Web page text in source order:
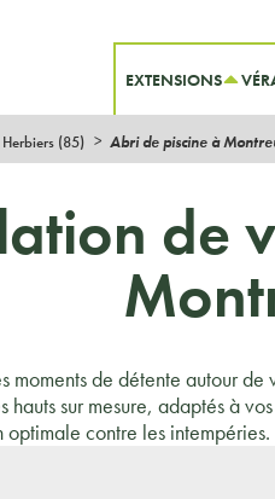
EXTENSIONS
(85) Abri de piscine à
de
moments de détente autour
hauts sur mesure, adaptés à
contre les intempéries.